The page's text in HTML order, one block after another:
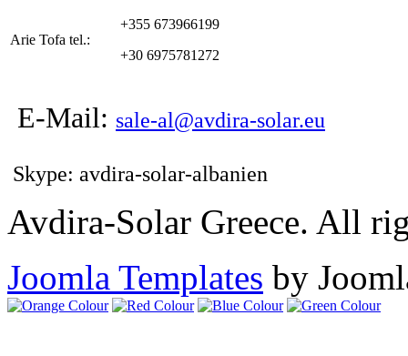
Arie Tofa tel.:
+355 673966199
+30 6975781272
E-Mail: sale-al@avdira-solar.eu
Skype: avdira-solar-albanien
Avdira-Solar Greece. All
Joomla Templates by